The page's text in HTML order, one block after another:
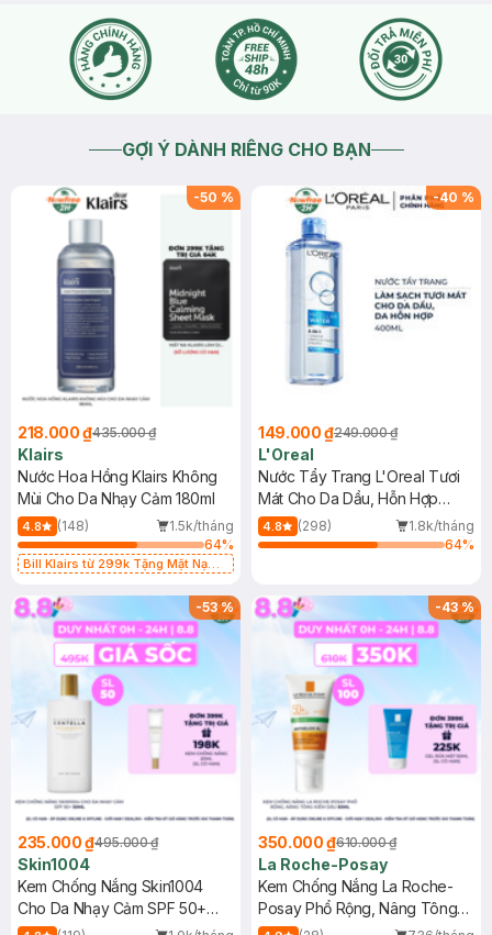
ở trang chính của nhà bán nên khá là yên tâm. Phần Vegan
Friendly là son không chứa các phẩm màu được làm từ động vật.
Các bạn có thể tìm hiểu thêm qua mạng nha.
- Độ lì: Mình chấm em được 8 điểm. Vì son lì nhưng không hẳn lì
đồng cối đá như một số son trước đây. Mình chấm thấp hơn
nhưng lại thích son này hơn vì cảm giác an tâm.
và review cho mình với nhéGỢI Ý DÀNH RIÊNG CHO BẠN
-50 %
218.000 ₫435.000 ₫
Klairs
Nước Hoa Hồng Klairs Không
Mùi Cho Da Nhạy Cảm 180ml
4.8 (148)
1.5k/tháng
64%
Bill Klairs từ 299k Tặng Mặt Nạ
25ml (SL Có Hạn)
-40 %
149.000 ₫249.000 ₫
L'Oreal
Nước Tẩy Trang L'Oreal Tươi
Mát Cho Da Dầu, Hỗn Hợp
400ml
4.8 (298)
1.8k/tháng
64%
-53%
235.000 ₫495.000 ₫
Skin1004
Kem Chống Nắng Skin1004
Cho Da Nhạy Cảm SPF 50+
50ml
-43%
350.000 ₫610.000 ₫
La Roche-Posay
Kem Chống Nắng La Roche-
Posay Phổ Rộng, Nâng Tông
Kiềm Dầu 50ml